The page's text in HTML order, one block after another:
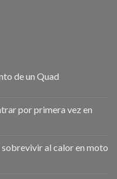
de un Quad
por primera vez en
al calor en moto